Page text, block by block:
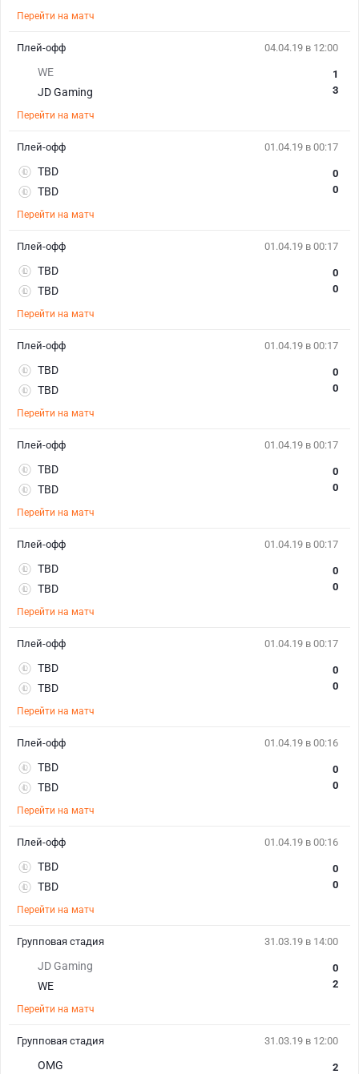
Перейти на матч
04.04.19 в 12:00
WE
JD Gaming
1
3
Перейти на матч
Плей-офф
01.04.19 в 00:17
TBD
TBD
0
0
Перейти на матч
Плей-офф
01.04.19 в 00:17
TBD
TBD
0
0
Перейти на матч
Плей-офф
01.04.19 в 00:17
TBD
TBD
0
0
Перейти на матч
Плей-офф
01.04.19 в 00:17
TBD
TBD
0
0
Перейти на матч
Плей-офф
01.04.19 в 00:17
TBD
TBD
0
0
Перейти на матч
Плей-офф
01.04.19 в 00:17
TBD
TBD
0
0
Перейти на матч
Плей-офф
01.04.19 в 00:16
TBD
TBD
0
0
Перейти на матч
Плей-офф
01.04.19 в 00:16
TBD
TBD
0
0
Перейти на матч
Плей-офф
31.03.19 в 14:00
JD Gaming
WE
0
2
Перейти на матч
Групповая стадия
31.03.19 в 12:00
OMG 2
Групповая стадия